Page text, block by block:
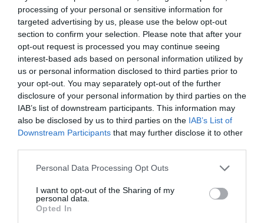
processing of your personal or sensitive information for
targeted advertising by us, please use the below opt-out
section to confirm your selection. Please note that after your
opt-out request is processed you may continue seeing
interest-based ads based on personal information utilized by
us or personal information disclosed to third parties prior to
your opt-out. You may separately opt-out of the further
disclosure of your personal information by third parties on the
IAB’s list of downstream participants. This information may
also be disclosed by us to third parties on the IAB’s List of
Downstream Participants that may further disclose it to other
Personal Data Processing Opt Outs
I want to opt-out of the Sharing of my
personal data.
Opted In